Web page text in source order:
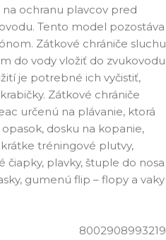
na ochranu plavcov pred
Tento model pozostáva
Zátkové chrániče sluchu
do vody vložiť do zvukovodu
je potrebné ich vyčistiť,
Zátkové chrániče
určenú na plávanie, ktorá
dosku na kopanie,
tréningové plutvy,
čiapky, plavky, štuple do nosa
gumenú flip – flopy a vaky
8002908993219